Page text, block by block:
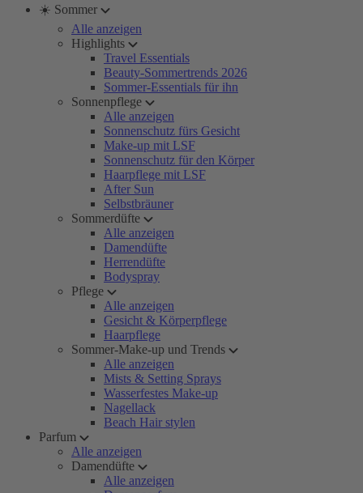
☀️ Sommer
Alle anzeigen
Highlights
Travel Essentials
Beauty-Sommertrends 2026
Sommer-Essentials für ihn
Sonnenpflege
Alle anzeigen
Sonnenschutz fürs Gesicht
Make-up mit LSF
Sonnenschutz für den Körper
Haarpflege mit LSF
After Sun
Selbstbräuner
Sommerdüfte
Alle anzeigen
Damendüfte
Herrendüfte
Bodyspray
Pflege
Alle anzeigen
Gesicht & Körperpflege
Haarpflege
Sommer-Make-up und Trends
Alle anzeigen
Mists & Setting Sprays
Wasserfestes Make-up
Nagellack
Beach Hair stylen
Parfum
Alle anzeigen
Damendüfte
Alle anzeigen